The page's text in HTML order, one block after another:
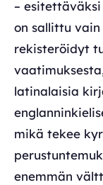
–
on sallittu
rekisteröidyt
latinalaisia
mikä tekee
enemmän